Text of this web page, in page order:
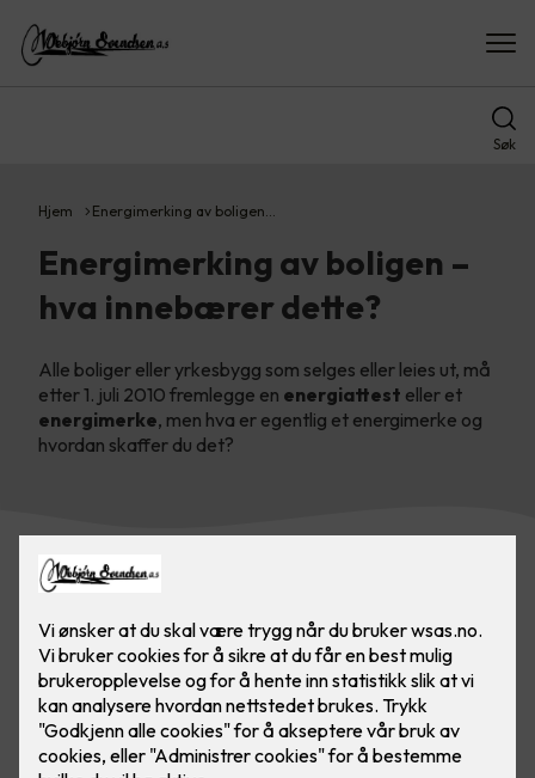
Søk
Hjem Energimerking av boligen…
Energimerking av boligen –
hva innebærer dette?
Alle boliger eller yrkesbygg som selges eller leies ut, må
etter 1. juli 2010 fremlegge en energiattest eller et
energimerke, men hva er egentlig et energimerke og
hvordan skaffer du det?